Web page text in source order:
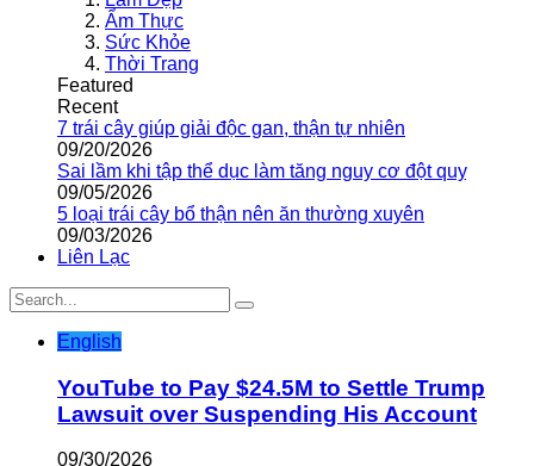
Ẩm Thực
Sức Khỏe
Thời Trang
Featured
Recent
7 trái cây giúp giải độc gan, thận tự nhiên
09/20/2026
Sai lầm khi tập thể dục làm tăng nguy cơ đột quỵ
09/05/2026
5 loại trái cây bổ thận nên ăn thường xuyên
09/03/2026
Liên Lạc
English
YouTube to Pay $24.5M to Settle Trump
Lawsuit over Suspending His Account
09/30/2026